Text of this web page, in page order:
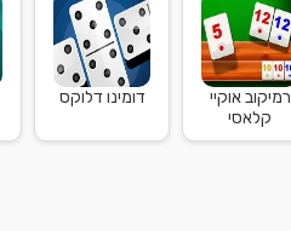
רמיקוב אוקיי
קלאסי
דומינו דלוקס